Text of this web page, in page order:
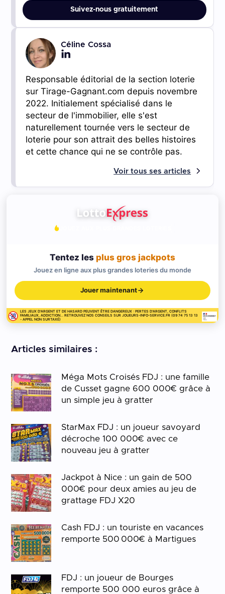
Suivez-nous gratuitement
Céline Cossa
Responsable éditorial de la section loterie
sur Tirage-Gagnant.com depuis novembre
2022. Initialement spécialisé dans le
secteur de l'immobilier, elle s'est
naturellement tournée vers le secteur de
loterie pour son attrait des belles histoires
et cette chance qui ne se contrôle pas.
Voir tous ses articles
Tentez les plus gros jackpots
Jouez en ligne aux plus grandes loteries du monde
Jouer maintenant
LES JEUX D'ARGENT ET DE HASARD PEUVENT ÊTRE DANGEREUX : PERTES D'ARGENT, CONFLITS
FAMILIAUX, ADDICTION... RETROUVEZ NOS CONSEILS SUR JOUEURS-INFO-SERVICE.FR (09 74 75 13 13
- APPEL NON SURTAXÉ)
Articles similaires :
Méga Mots Croisés FDJ : une famille
de Cusset gagne 600 000€ grâce à
un simple jeu à gratter
StarMax FDJ : un joueur savoyard
décroche 100 000€ avec ce
nouveau jeu à gratter
Jackpot à Nice : un gain de 500
000€ pour deux amies au jeu de
grattage FDJ X20
Cash FDJ : un touriste en vacances
remporte 500 000€ à Martigues
FDJ : un joueur de Bourges
remporte 500 000 euros grâce à